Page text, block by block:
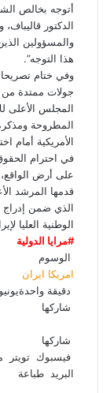
أتوجه بخالص
الدكتور
والمسؤولين
هذا التوجه”.
وفي ختام
جولات ممتدة من
المجلس الأعلى
المطروحة
الأمريكية أمام
في احترام
على أرض الواقع،
قدمها المرشد
الذي ضمن إدراج
الوطنية العليا
#مرايا الدولية
الوسوم
امريكا ايران
يونيو 15, 2026دقيقة واحدة
شاركها
ي
س
ب
و
ي
ت
ا
س
ن
ا
س
ا
ت
س
ي
ل
ق
ش
ا
ر
شاركها
فيسبوك تويتر
البريد
طباعة